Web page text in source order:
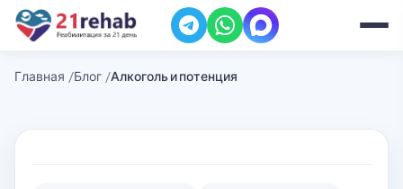
Главная Блог Алкоголь и потенция